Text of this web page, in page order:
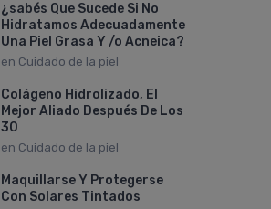
¿sabés Que Sucede Si No
Hidratamos Adecuadamente
Una Piel Grasa Y /o Acneica?
en Cuidado de la piel
Colágeno Hidrolizado, El
Mejor Aliado Después De Los
30
en Cuidado de la piel
Maquillarse Y Protegerse
Con Solares Tintados